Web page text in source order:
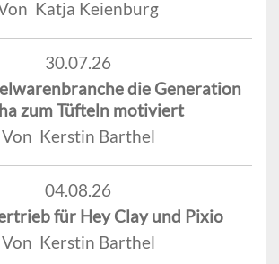
Katja Keienburg
30.07.26
die Generation
zum Tüfteln motiviert
Von Kerstin Barthel
04.08.26
für Hey Clay und Pixio
Von Kerstin Barthel